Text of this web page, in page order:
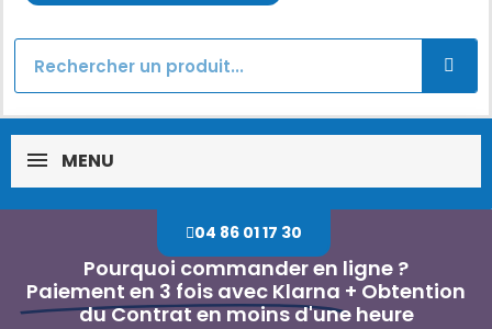
MENU
04 86 01 17 30
Pourquoi commander en ligne ?
Paiement en 3 fois avec Klarna + Obtention
du Contrat en moins d'une heure